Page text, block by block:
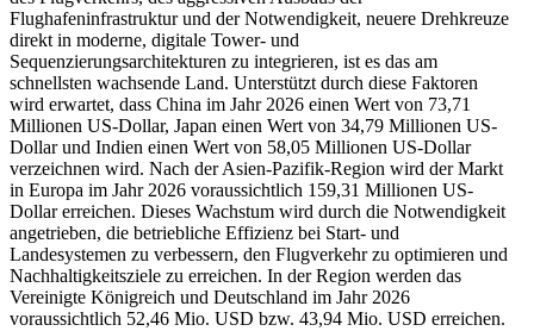
Flughafeninfrastruktur und der Notwendigkeit, neuere Drehkreuze
direkt in moderne, digitale Tower- und
Sequenzierungsarchitekturen zu integrieren, ist es das am
schnellsten wachsende Land. Unterstützt durch diese Faktoren
wird erwartet, dass China im Jahr 2026 einen Wert von 73,71
Millionen US-Dollar, Japan einen Wert von 34,79 Millionen US-
Dollar und Indien einen Wert von 58,05 Millionen US-Dollar
verzeichnen wird. Nach der Asien-Pazifik-Region wird der Markt
in Europa im Jahr 2026 voraussichtlich 159,31 Millionen US-
Dollar erreichen. Dieses Wachstum wird durch die Notwendigkeit
angetrieben, die betriebliche Effizienz bei Start- und
Landesystemen zu verbessern, den Flugverkehr zu optimieren und
Nachhaltigkeitsziele zu erreichen. In der Region werden das
Vereinigte Königreich und Deutschland im Jahr 2026
voraussichtlich 52,46 Mio. USD bzw. 43,94 Mio. USD erreichen.